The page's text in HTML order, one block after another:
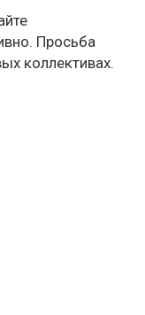
Просьба
коллективах.